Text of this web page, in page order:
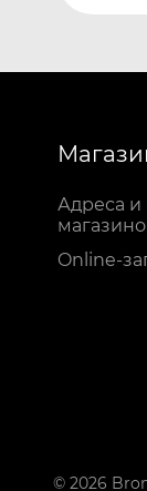
Адреса и
Online-
© 2026